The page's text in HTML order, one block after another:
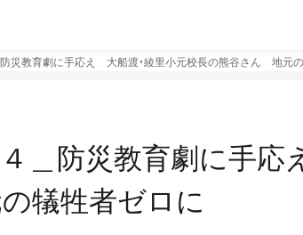
災教育劇に手応え 大船渡・綾里小元校長の熊谷さん 地元
＿防災教育劇に手
犠牲者ゼロに